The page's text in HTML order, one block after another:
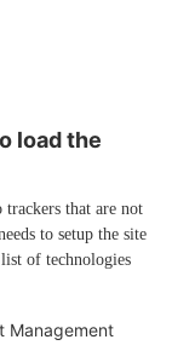
load the
that are not
to setup the site
of technologies
Management